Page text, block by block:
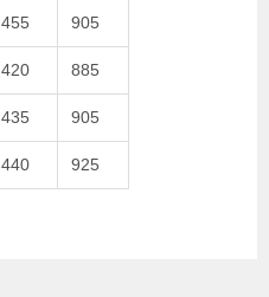
455 905
420 885
435 905
440 925